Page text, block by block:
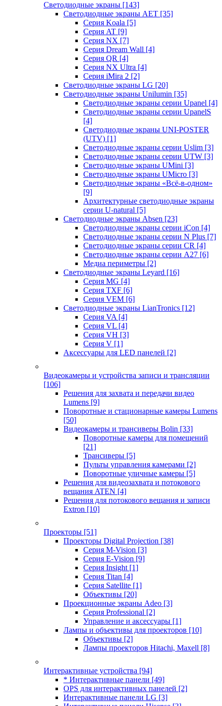
Светодиодные экраны [143]
Светодиодные экраны AET [35]
Cерия Koala [5]
Серия AT [9]
Серия NX [7]
Серия Dream Wall [4]
Серия QR [4]
Серия NX Ultra [4]
Серия iMira 2 [2]
Светодиодные экраны LG [20]
Светодиодные экраны Unilumin [35]
Светодиодные экраны серии Upanel [4]
Светодиодные экраны серии UpanelS
[4]
Светодиодные экраны UNI-POSTER
(UTV) [1]
Светодиодные экраны серии Uslim [3]
Светодиодные экраны серии UTW [3]
Светодиодные экраны UMini [3]
Светодиодные экраны UMicro [3]
Светодиодные экраны «Всё-в-одном»
[9]
Архитектурные светодиодные экраны
серии U-natural [5]
Светодиодные экраны Absen [23]
Светодиодные экраны серии iCon [4]
Светодиодные экраны серии N Plus [7]
Светодиодные экраны серии CR [4]
Светодиодные экраны серии А27 [6]
Медиа периметры [2]
Светодиодные экраны Leyard [16]
Серия MG [4]
Серия TXF [6]
Серия VEM [6]
Светодиодные экраны LianTronics [12]
Серия VA [4]
Серия VL [4]
Серия VH [3]
Серия V [1]
Аксессуары для LED панелей [2]
Видеокамеры и устройства записи и трансляции
[106]
Решения для захвата и передачи видео
Lumens [9]
Поворотные и стационарные камеры Lumens
[50]
Видеокамеры и трансиверы Bolin [33]
Поворотные камеры для помещений
[21]
Трансиверы [5]
Пульты управления камерами [2]
Поворотные уличные камеры [5]
Решения для видеозахвата и потокового
вещания ATEN [4]
Решения для потокового вещания и записи
Extron [10]
Проекторы [51]
Проекторы Digital Projection [38]
Серия M-Vision [3]
Серия E-Vision [9]
Серия Insight [1]
Серия Titan [4]
Серия Satellite [1]
Объективы [20]
Проекционные экраны Adeo [3]
Серия Professional [2]
Управление и аксессуары [1]
Лампы и объективы для проекторов [10]
Объективы [2]
Лампы проекторов Hitachi, Maxell [8]
Интерактивные устройства [94]
* Интерактивные панели [49]
OPS для интерактивных панелей [2]
Интерактивные панели LG [3]